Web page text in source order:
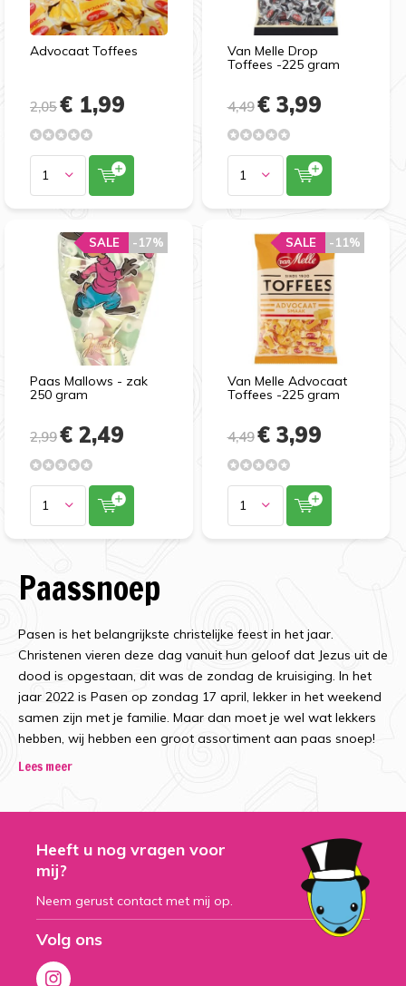
Advocaat Toffees
2,05€ 1,99
Van Melle Drop
Toffees -225 gram
4,49€ 3,99
Paas Mallows - zak
250 gram
2,99€ 2,49
-17%
SALE -17%
SALE
Van Melle Advocaat
Toffees -225 gram
4,49€ 3,99
-11%
SALE -11%
SALE
Paassnoep
Pasen is het belangrijkste christelijke feest in het jaar.
Christenen vieren deze dag vanuit hun geloof dat Jezus uit de
dood is opgestaan, dit was de zondag de kruisiging. In het
jaar 2022 is Pasen op zondag 17 april, lekker in het weekend
samen zijn met je familie. Maar dan moet je wel wat lekkers
hebben, wij hebben een groot assortiment aan paas snoep!
We kennen het allemaal: de zoektocht naar paaseieren met
Pasen, maar er is veel meer rondom Pasen. Of je nou gezellig
gaat zoeken naar de eieren of heerlijk toekijkt vanuit de
woonkamer met een lekker bakje koffie, Pasen is een feest
waar snoep en lekkernij bij komt kijken. In het assortiment van
Snoepdiscounter bieden we alle soorten snoep voor het
paasfeest om nog meer te genieten samen met uw vrienden,
Lees meer
Heeft u nog vragen voor
mij?
Neem gerust contact met mij op.
Volg ons